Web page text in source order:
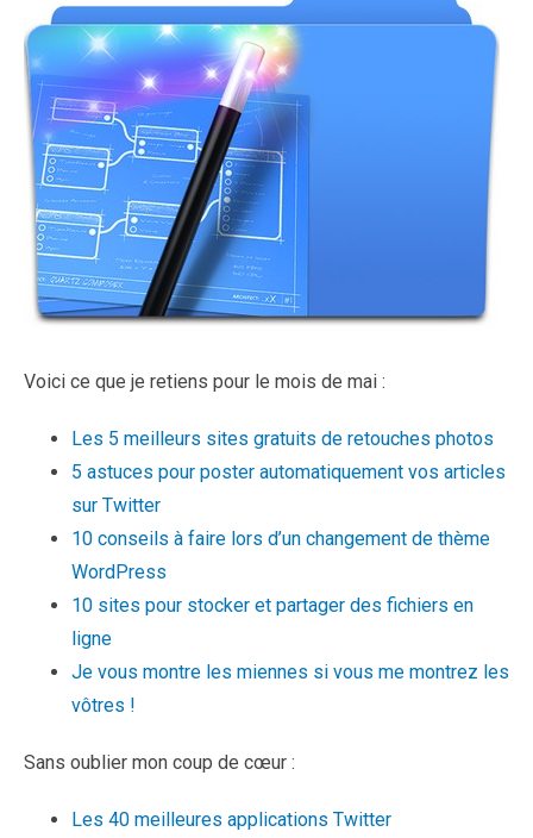
Voici ce que je retiens pour le mois de mai :
Les 5 meilleurs sites gratuits de retouches photos
5 astuces pour poster automatiquement vos articles
sur Twitter
10 conseils à faire lors d’un changement de thème
WordPress
10 sites pour stocker et partager des fichiers en
ligne
Je vous montre les miennes si vous me montrez les
vôtres !
Sans oublier mon coup de cœur :
Les 40 meilleures applications Twitter